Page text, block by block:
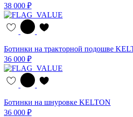
38 000 ₽
Ботинки на тракторной подошве
36 000 ₽
Ботинки на шнуровке KELTON
36 000 ₽